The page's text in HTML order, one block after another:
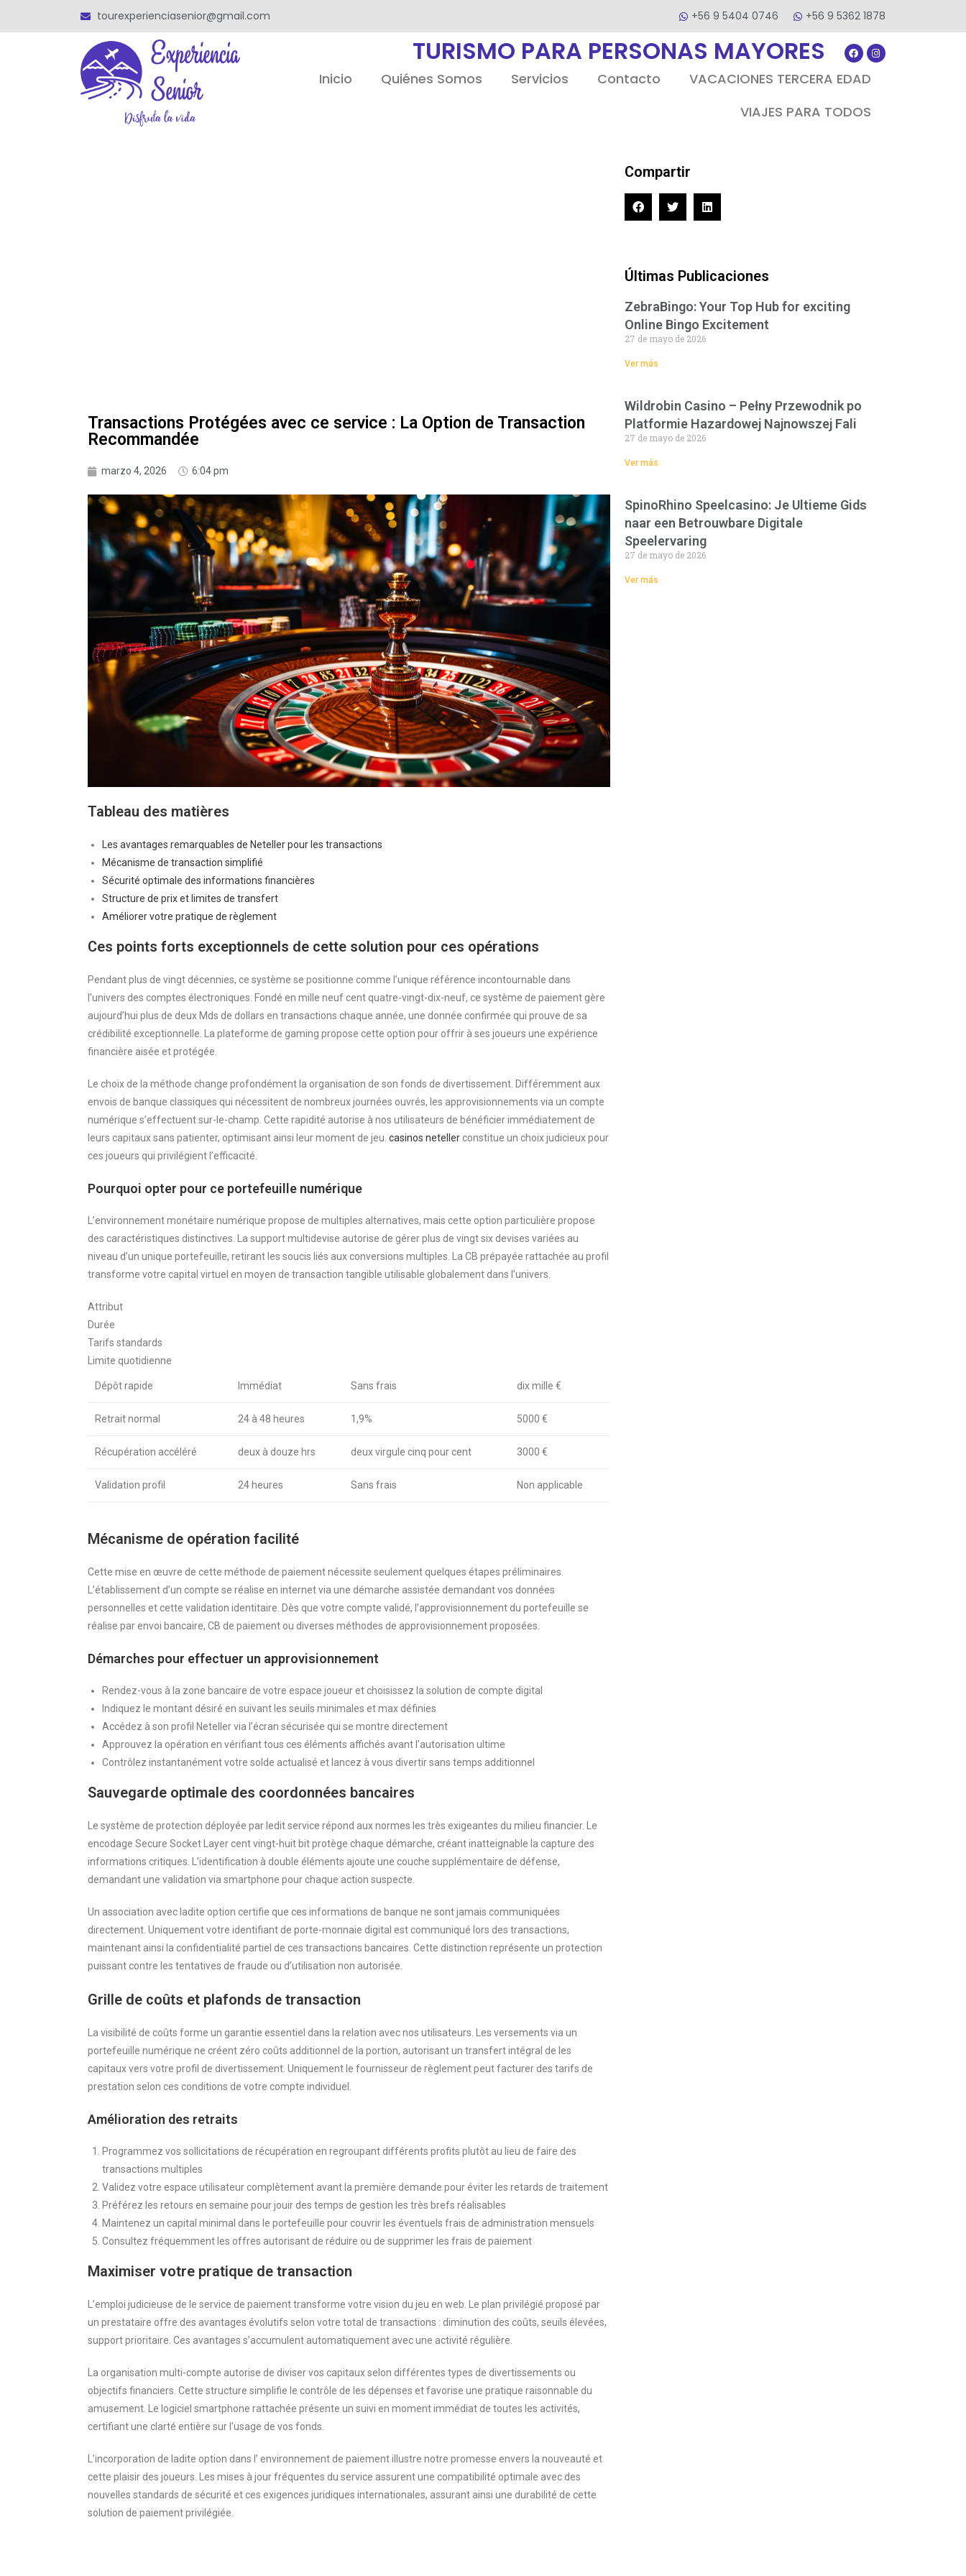
tourexperienciasenior@gmail.com +56 9 5404 0746 +56 9 5362 1878
TURISMO PARA PERSONAS MAYORES
Inicio Quiénes Somos Servicios Contacto
VACACIONES TERCERA EDAD
VIAJES PARA TODOS
Transactions Protégées avec ce service : La Option de Transaction
Recommandée
marzo 4, 2026 6:04 pm
Tableau des matières
Les avantages remarquables de Neteller pour les transactions
Mécanisme de transaction simplifié
Sécurité optimale des informations financières
Structure de prix et limites de transfert
Améliorer votre pratique de règlement
Ces points forts exceptionnels de cette solution pour ces opérations
Pendant plus de vingt décennies, ce système se positionne comme l’unique référence incontournable dans
l’univers des comptes électroniques. Fondé en mille neuf cent quatre-vingt-dix-neuf, ce système de paiement gère
aujourd’hui plus de deux Mds de dollars en transactions chaque année, une donnée confirmée qui prouve de sa
crédibilité exceptionnelle. La plateforme de gaming propose cette option pour offrir à ses joueurs une expérience
financière aisée et protégée.
Le choix de la méthode change profondément la organisation de son fonds de divertissement. Différemment aux
envois de banque classiques qui nécessitent de nombreux journées ouvrés, les approvisionnements via un compte
numérique s’effectuent sur-le-champ. Cette rapidité autorise à nos utilisateurs de bénéficier immédiatement de
leurs capitaux sans patienter, optimisant ainsi leur moment de jeu. casinos neteller constitue un choix judicieux pour
ces joueurs qui privilégient l’efficacité.
Pourquoi opter pour ce portefeuille numérique
L’environnement monétaire numérique propose de multiples alternatives, mais cette option particulière propose
des caractéristiques distinctives. La support multidevise autorise de gérer plus de vingt six devises variées au
niveau d’un unique portefeuille, retirant les soucis liés aux conversions multiples. La CB prépayée rattachée au profil
transforme votre capital virtuel en moyen de transaction tangible utilisable globalement dans l’univers.
Attribut
Durée
Tarifs standards
Limite quotidienne
Dépôt rapide Immédiat Sans frais dix mille €
Retrait normal 24 à 48 heures 1,9% 5000 €
Récupération accéléré deux à douze hrs deux virgule cinq pour cent 3000 €
Validation profil 24 heures Sans frais Non applicable
Mécanisme de opération facilité
Cette mise en œuvre de cette méthode de paiement nécessite seulement quelques étapes préliminaires.
L’établissement d’un compte se réalise en internet via une démarche assistée demandant vos données
personnelles et cette validation identitaire. Dès que votre compte validé, l’approvisionnement du portefeuille se
réalise par envoi bancaire, CB de paiement ou diverses méthodes de approvisionnement proposées.
Démarches pour effectuer un approvisionnement
Rendez-vous à la zone bancaire de votre espace joueur et choisissez la solution de compte digital
Indiquez le montant désiré en suivant les seuils minimales et max définies
Accédez à son profil Neteller via l’écran sécurisée qui se montre directement
Approuvez la opération en vérifiant tous ces éléments affichés avant l’autorisation ultime
Contrôlez instantanément votre solde actualisé et lancez à vous divertir sans temps additionnel
Sauvegarde optimale des coordonnées bancaires
Le système de protection déployée par ledit service répond aux normes les très exigeantes du milieu financier. Le
encodage Secure Socket Layer cent vingt-huit bit protège chaque démarche, créant inatteignable la capture des
informations critiques. L’identification à double éléments ajoute une couche supplémentaire de défense,
demandant une validation via smartphone pour chaque action suspecte.
Un association avec ladite option certifie que ces informations de banque ne sont jamais communiquées
directement. Uniquement votre identifiant de porte-monnaie digital est communiqué lors des transactions,
maintenant ainsi la confidentialité partiel de ces transactions bancaires. Cette distinction représente un protection
puissant contre les tentatives de fraude ou d’utilisation non autorisée.
Grille de coûts et plafonds de transaction
La visibilité de coûts forme un garantie essentiel dans la relation avec nos utilisateurs. Les versements via un
portefeuille numérique ne créent zéro coûts additionnel de la portion, autorisant un transfert intégral de les
capitaux vers votre profil de divertissement. Uniquement le fournisseur de règlement peut facturer des tarifs de
prestation selon ces conditions de votre compte individuel.
Amélioration des retraits
Programmez vos sollicitations de récupération en regroupant différents profits plutôt au lieu de faire des
transactions multiples
Validez votre espace utilisateur complètement avant la première demande pour éviter les retards de traitement
Préférez les retours en semaine pour jouir des temps de gestion les très brefs réalisables
Maintenez un capital minimal dans le portefeuille pour couvrir les éventuels frais de administration mensuels
Consultez fréquemment les offres autorisant de réduire ou de supprimer les frais de paiement
Maximiser votre pratique de transaction
L’emploi judicieuse de le service de paiement transforme votre vision du jeu en web. Le plan privilégié proposé par
un prestataire offre des avantages évolutifs selon votre total de transactions : diminution des coûts, seuils élevées,
support prioritaire. Ces avantages s’accumulent automatiquement avec une activité régulière.
La organisation multi-compte autorise de diviser vos capitaux selon différentes types de divertissements ou
objectifs financiers. Cette structure simplifie le contrôle de les dépenses et favorise une pratique raisonnable du
amusement. Le logiciel smartphone rattachée présente un suivi en moment immédiat de toutes les activités,
certifiant une clarté entière sur l’usage de vos fonds.
L’incorporation de ladite option dans l’ environnement de paiement illustre notre promesse envers la nouveauté et
cette plaisir des joueurs. Les mises à jour fréquentes du service assurent une compatibilité optimale avec des
nouvelles standards de sécurité et ces exigences juridiques internationales, assurant ainsi une durabilité de cette
solution de paiement privilégiée.
Compartir
Últimas Publicaciones
ZebraBingo: Your Top Hub for exciting
Online Bingo Excitement
27 de mayo de 2026
Ver más
Wildrobin Casino – Pełny Przewodnik po
Platformie Hazardowej Najnowszej Fali
27 de mayo de 2026
Ver más
SpinoRhino Speelcasino: Je Ultieme Gids
naar een Betrouwbare Digitale
Speelervaring
27 de mayo de 2026
Ver más